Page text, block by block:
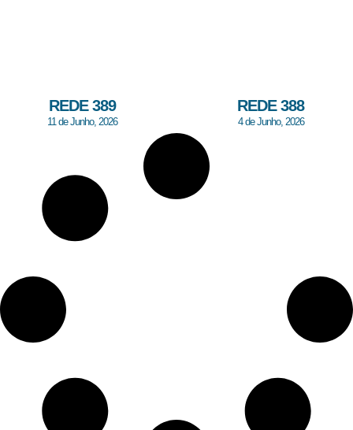
REDE 389
11 de Junho, 2026
REDE 388
4 de Junho, 2026